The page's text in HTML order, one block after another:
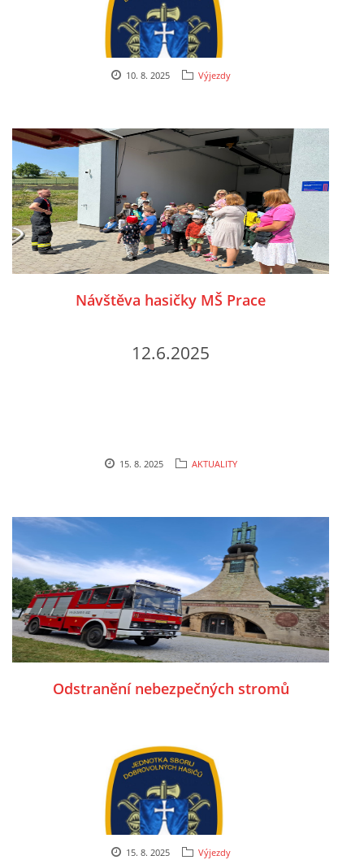
10. 8. 2025 Výjezdy
Návštěva hasičky MŠ Prace
12.6.2025
15. 8. 2025 AKTUALITY
Odstranění nebezpečných stromů
15. 8. 2025 Výjezdy